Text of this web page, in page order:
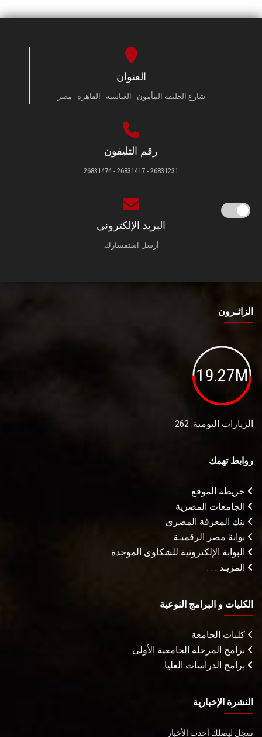
العنوان
شارع الخليفة المأمون - العباسية - القاهرة - مصر
رقم التليفون
26831231 - 26831417 - 26831474
البريد الإلكتروني
أرسل استفسارك.
الزائـرون
19.27M
الزيارات اليومية: 262
روابط تهمك
خريطة الموقع
الجامعات المصرية
بنك المعرفة المصري
بوابة مصر الرقميـة
البوابة الإلكترونية للشكاوى الموحدة
المزيـد . . .
الكليات و البرامج النوعية
كليات الجامعة
برامج المرحلة الجامعية الأولى
برامج الدراسات العليا
النشرة الإخبارية
سجل ليصلك أحدث الأخبار